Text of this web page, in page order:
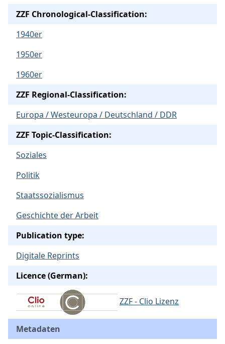
Metadaten
ZZF Chronological-Classification:
1940er
1950er
1960er
ZZF Regional-Classification:
Europa / Westeuropa / Deutschland / DDR
ZZF Topic-Classification:
Soziales
Politik
Staatssozialismus
Geschichte der Arbeit
Publication type:
Digitale Reprints
Licence (German):
ZZF - Clio Lizenz